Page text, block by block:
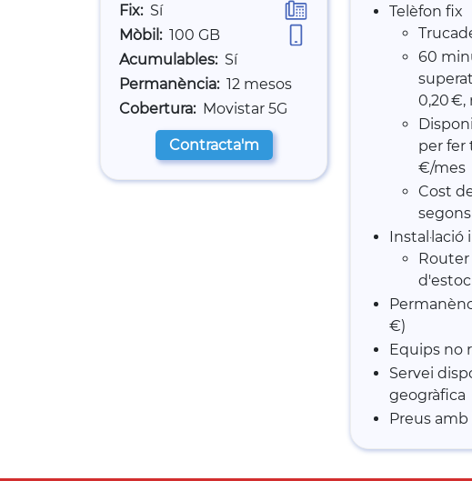
Fix
Sí
Mòbil
100 GB
Acumulables
Sí
Permanència 12 mesos
Cobertura
Movistar 5G
Contracta'm
Telèfon fix
60
0,20 €,
per fer
€/mes
Cost
€)
Equips no
Servei
geogràfica
Preus amb